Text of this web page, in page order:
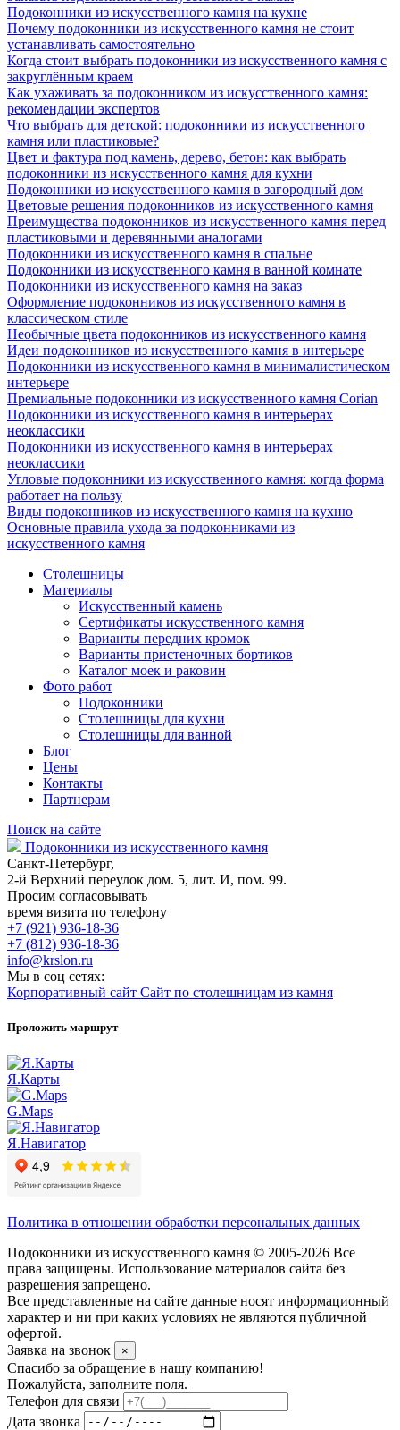
Подоконники из искусственного камня на кухне
Почему подоконники из искусственного камня не стоит
устанавливать самостоятельно
Когда стоит выбрать подоконники из искусственного камня с
закруглённым краем
Как ухаживать за подоконником из искусственного камня:
рекомендации экспертов
Что выбрать для детской: подоконники из искусственного
камня или пластиковые?
Цвет и фактура под камень, дерево, бетон: как выбрать
подоконники из искусственного камня для кухни
Подоконники из искусственного камня в загородный дом
Цветовые решения подоконников из искусственного камня
Преимущества подоконников из искусственного камня перед
пластиковыми и деревянными аналогами
Подоконники из искусственного камня в спальне
Подоконники из искусственного камня в ванной комнате
Подоконники из искусственного камня на заказ
Оформление подоконников из искусственного камня в
классическом стиле
Необычные цвета подоконников из искусственного камня
Идеи подоконников из искусственного камня в интерьере
Подоконники из искусственного камня в минималистическом
интерьере
Премиальные подоконники из искусственного камня Corian
Подоконники из искусственного камня в интерьерах
неоклассики
Подоконники из искусственного камня в интерьерах
неоклассики
Угловые подоконники из искусственного камня: когда форма
работает на пользу
Виды подоконников из искусственного камня на кухню
Основные правила ухода за подоконниками из
искусственного камня
Столешницы
Материалы
Искусственный камень
Сертификаты искусственного камня
Варианты передних кромок
Варианты пристеночных бортиков
Каталог моек и раковин
Фото работ
Подоконники
Столешницы для кухни
Столешницы для ванной
Блог
Цены
Контакты
Партнерам
Поиск на сайте
Подоконники из искусственного камня
Санкт-Петербург,
2-й Верхний переулок дом. 5, лит. И, пом. 99.
Просим согласовывать
время визита по телефону
+7 (921) 936-18-36
+7 (812) 936-18-36
info@krslon.ru
Мы в соц сетях:
Корпоративный сайт Сайт по столешницам из камня
Проложить маршрут
Я.Карты
G.Maps
Я.Навигатор
Политика в отношении обработки персональных данных
Подоконники из искусственного камня © 2005-2026 Все
права защищены. Использование материалов сайта без
разрешения запрещено.
Все представленные на сайте данные носят информационный
характер и ни при каких условиях не являются публичной
офертой.
Заявка на звонок
×
Спасибо за обращение в нашу компанию!
Пожалуйста, заполните поля.
Телефон для связи
Дата звонка